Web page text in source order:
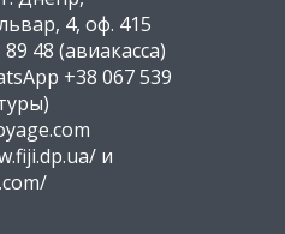
4, оф. 415
48 (авиакасса)
+38 067 539
и